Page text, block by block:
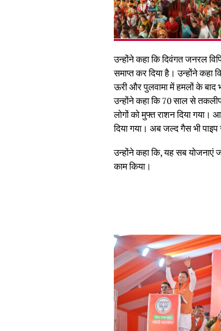
उन्होंने कहा कि दिवंगत जनरल
समाप्त कर दिया है। उन्होंने
ऊरी और पुलवामा में हमलों के बाद
उन्होंने कहा कि 70 साल से
लोगों को मुफ्त राशन दिया
दिया गया। अब जल्द गैस भी
उन्होंने कहा कि, यह सब योजनाएं
काम किया।